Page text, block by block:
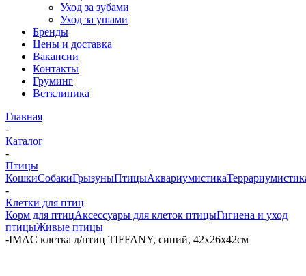
Уход за зубами
Уход за ушами
Бренды
Цены и доставка
Вакансии
Контакты
Груминг
Ветклиника
Главная
-
Каталог
-
Птицы
КошкиСобакиГрызуныПтицыАквариумистика
-
Клетки для птиц
Корм для птицАксессуары для клеток птицыГигиена и уход
птицыЖивые птицы
-IMAC клетка д/птиц TIFFANY, синий, 42х26х42см